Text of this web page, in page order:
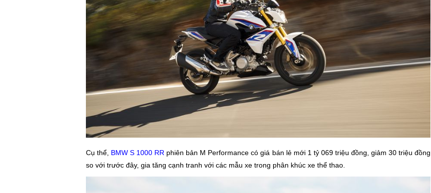
Cụ thể, BMW S 1000 RR phiên bản M Performance có giá bán lẻ mới 1 tỷ 069 triệu đồng, giảm 30 triệu đồng
so với trước đây, gia tăng cạnh tranh với các mẫu xe trong phân khúc xe thể thao.